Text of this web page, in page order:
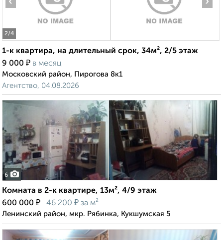
2/4
1-к квартира, на длительный срок, 34м², 2/5 этаж
9 000 ₽ в месяц
Московский район, Пирогова 8к1
Агентство, 04.08.2026
6
Комната в 2-к квартире, 13м², 4/9 этаж
600 000 ₽ 46 200 ₽ за м²
Ленинский район, мкр. Рябинка, Кукшумская 5